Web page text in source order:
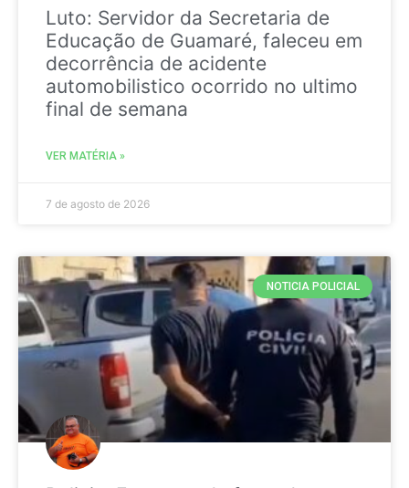
Luto: Servidor da Secretaria de
Educação de Guamaré, faleceu em
decorrência de acidente
automobilistico ocorrido no ultimo
final de semana
VER MATÉRIA »
7 de agosto de 2026
NOTICIA POLICIAL